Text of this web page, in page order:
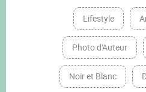
Lifestyle
Photo d'Auteur
Noir et Blanc